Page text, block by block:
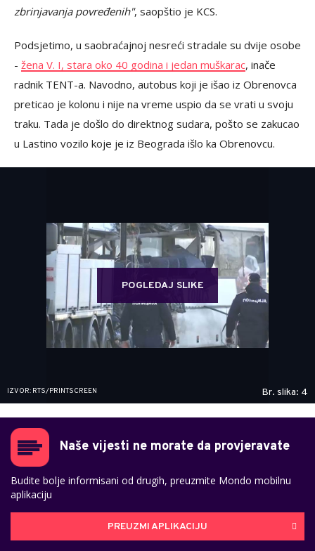
zbrinjavanja povređenih", saopštio je KCS.
Podsjetimo, u saobraćajnoj nesreći stradale su dvije osobe
- žena V. I, stara oko 40 godina i jedan muškarac, inače
radnik TENT-a. Navodno, autobus koji je išao iz Obrenovca
preticao je kolonu i nije na vreme uspio da se vrati u svoju
traku. Tada je došlo do direktnog sudara, pošto se zakucao
u Lastino vozilo koje je iz Beograda išlo ka Obrenovcu.
POGLEDAJ SLIKE
IZVOR: RTS/PRINTSCREEN Br. slika: 4
Naše vijesti ne morate da provjeravate
Budite bolje informisani od drugih, preuzmite Mondo mobilnu
aplikaciju
PREUZMI APLIKACIJU